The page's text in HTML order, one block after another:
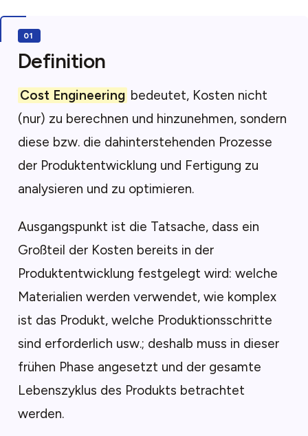
Definition
Cost Engineering bedeutet, Kosten nicht
(nur) zu berechnen und hinzunehmen, sondern
diese bzw. die dahinterstehenden Prozesse
der Produktentwicklung und Fertigung zu
analysieren und zu optimieren.
Ausgangspunkt ist die Tatsache, dass ein
Großteil der Kosten bereits in der
Produktentwicklung festgelegt wird: welche
Materialien werden verwendet, wie komplex
ist das Produkt, welche Produktionsschritte
sind erforderlich usw.; deshalb muss in dieser
frühen Phase angesetzt und der gesamte
Lebenszyklus des Produkts betrachtet
werden.